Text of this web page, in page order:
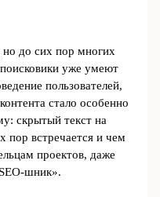
до сих пор многих
поисковики уже умеют
пользователей,
стало особенно
скрытый текст на
пор встречается и чем
проектов, даже
шник».